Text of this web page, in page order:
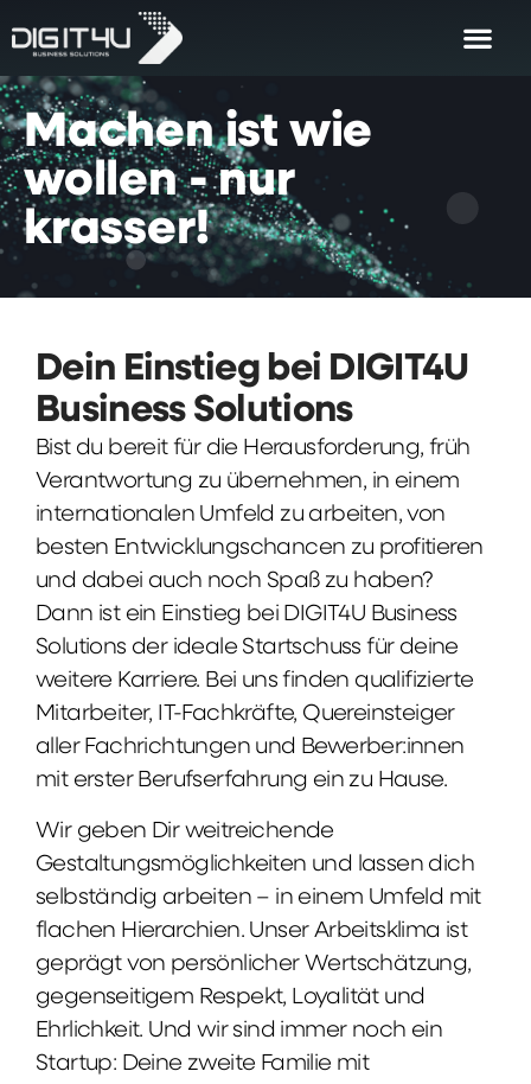
Machen ist wie
wollen - nur
krasser!
Dein Einstieg bei DIGIT4U
Business Solutions
Bist du bereit für die Herausforderung, früh
Verantwortung zu übernehmen, in einem
internationalen Umfeld zu arbeiten, von
besten Entwicklungschancen zu profitieren
und dabei auch noch Spaß zu haben?
Dann ist ein Einstieg bei DIGIT4U Business
Solutions der ideale Startschuss für deine
weitere Karriere. Bei uns finden qualifizierte
Mitarbeiter, IT-Fachkräfte, Quereinsteiger
aller Fachrichtungen und Bewerber:innen
mit erster Berufserfahrung ein zu Hause.
Wir geben Dir weitreichende
Gestaltungsmöglichkeiten und lassen dich
selbständig arbeiten – in einem Umfeld mit
flachen Hierarchien. Unser Arbeitsklima ist
geprägt von persönlicher Wertschätzung,
gegenseitigem Respekt, Loyalität und
Ehrlichkeit. Und wir sind immer noch ein
Startup: Deine zweite Familie mit